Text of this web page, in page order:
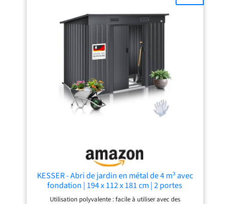
KESSER - Abri de jardin en métal de 4 m³ avec
fondation | 194 x 112 x 181 cm | 2 portes
coulissantes et fondation | Abri de jardin | Abri
Utilisation polyvalente : facile à utiliser avec des